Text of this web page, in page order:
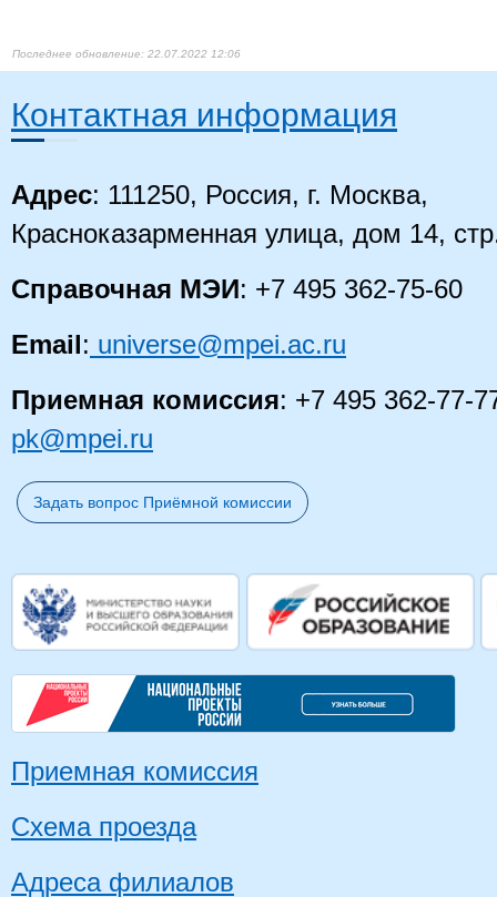
22.07.2022 12:06
Контактная информация
Адрес: 111250, Россия, г. Москва,
Красноказарменная улица, дом 14,
Справочная МЭИ: +7 495 362-75-60
Email: universe@mpei.ac.ru
Приемная комиссия: +7 495 362-77-
pk@mpei.ru
Задать вопрос Приёмной комиссии
Приемная комиссия
Схема проезда
Адреса филиалов